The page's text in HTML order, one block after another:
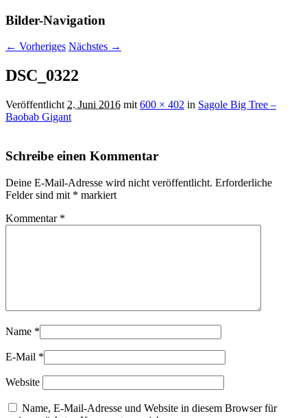
Bilder-Navigation
← Vorheriges Nächstes →
DSC_0322
Veröffentlicht 2. Juni 2016 mit 600 × 402 in Sagole Big Tree –
Baobab Gigant
Schreibe einen Kommentar
Deine E-Mail-Adresse wird nicht veröffentlicht. Erforderliche
Felder sind mit * markiert
Kommentar *
Name *
E-Mail *
Website
Name, E-Mail-Adresse und Website in diesem Browser für